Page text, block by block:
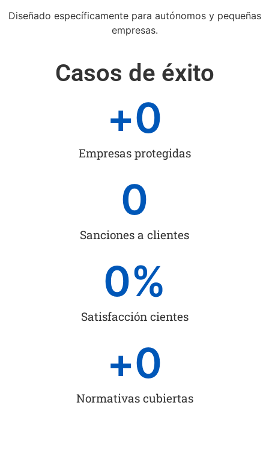
Diseñado específicamente para autónomos y pequeñas
empresas.
Casos de éxito
Empresas protegidas
+0
Sanciones a clientes
0
Satisfacción cientes
0%
Normativas cubiertas
+0